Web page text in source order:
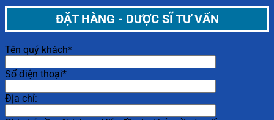
ĐẶT HÀNG - DƯỢC SĨ TƯ VẤN
Tên quý khách*
Số điện thoại*
Địa chỉ: